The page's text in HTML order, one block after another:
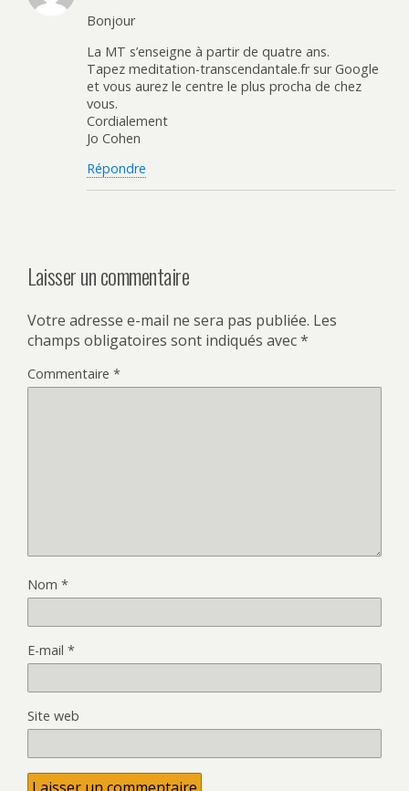
Bonjour
La MT s’enseigne à partir de quatre ans.
Tapez meditation-transcendantale.fr sur Google
et vous aurez le centre le plus procha de chez
vous.
Cordialement
Jo Cohen
Répondre
Laisser un commentaire
Votre adresse e-mail ne sera pas publiée. Les
champs obligatoires sont indiqués avec*
Commentaire *
Nom *
E-mail *
Site web